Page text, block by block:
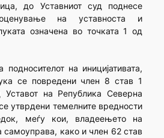
до Уставниот суд поднесе
на уставноста и
означена во точката 1 од
на иницијативата,
се повредени член 8 став 1
на Република Северна
утврдени темелните вредности
меѓу кои, владеењето на
самоуправа, како и член 62 став